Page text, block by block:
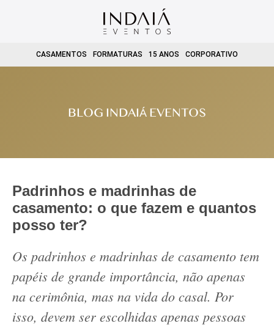
CASAMENTOS FORMATURAS 15 ANOS CORPORATIVO
BLOG INDAIÁ EVENTOS
Padrinhos e madrinhas de
casamento: o que fazem e quantos
posso ter?
Os padrinhos e madrinhas de casamento tem
papéis de grande importância, não apenas
na cerimônia, mas na vida do casal. Por
isso, devem ser escolhidas apenas pessoas